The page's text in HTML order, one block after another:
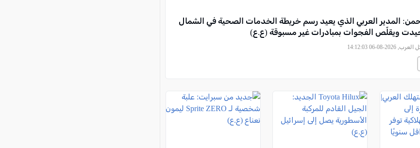
المدير العربي الذي يعيد رسم خريطة الخدمات الصحية في الشمال
ويقلّص الفجوات بمبادرات غير مسبوقة (ع.ع)
2026-08-06 14:12:03